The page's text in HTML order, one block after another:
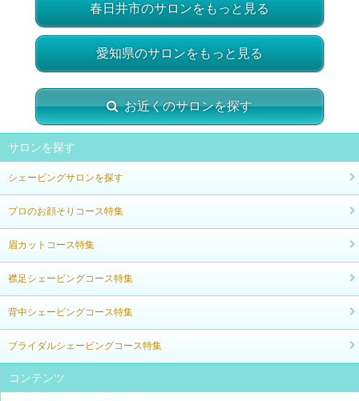
春日井市のサロンをもっと見る
愛知県のサロンをもっと見る
お近くのサロンを探す
サロンを探す
シェービングサロンを探す
プロのお顔そりコース特集
眉カットコース特集
襟足シェービングコース特集
背中シェービングコース特集
ブライダルシェービングコース特集
コンテンツ